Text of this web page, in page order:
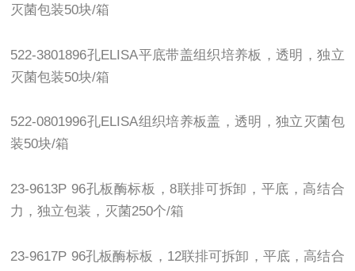
灭菌包装50块/箱
522-3801896孔ELISA平底带盖组织培养板，透明，独立
灭菌包装50块/箱
522-0801996孔ELISA组织培养板盖，透明，独立灭菌包
装50块/箱
23-9613P 96孔板酶标板，8联排可拆卸，平底，高结合
力，独立包装，灭菌250个/箱
23-9617P 96孔板酶标板，12联排可拆卸，平底，高结合